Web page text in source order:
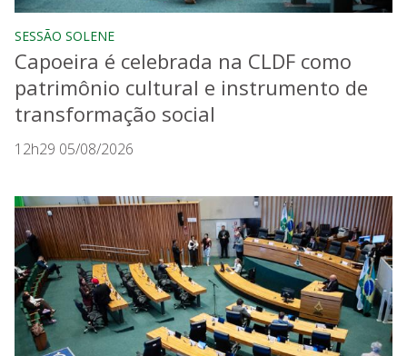
SESSÃO SOLENE
Capoeira é celebrada na CLDF como
patrimônio cultural e instrumento de
transformação social
12h29 05/08/2026